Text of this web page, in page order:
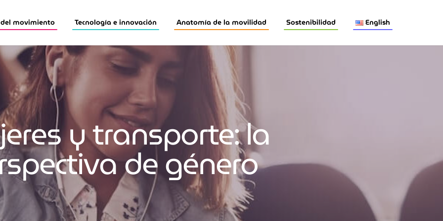
movimiento Tecnología e innovación Anatomía de la movilidad Sostenibilidad English
y transporte: la
de género